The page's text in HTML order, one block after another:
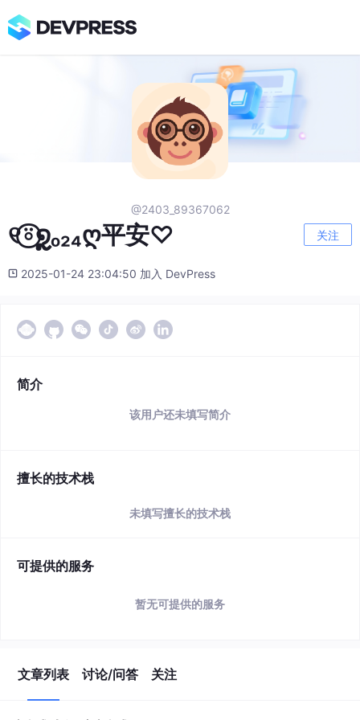
@2403_89367062
୧⍤⃝໑ຼₒ₂₄ღ平安♡ 关注
2025-01-24 23:04:50 加入 DevPress
简介
该用户还未填写简介
擅长的技术栈
未填写擅长的技术栈
可提供的服务
暂无可提供的服务
文章列表 讨论/问答 关注